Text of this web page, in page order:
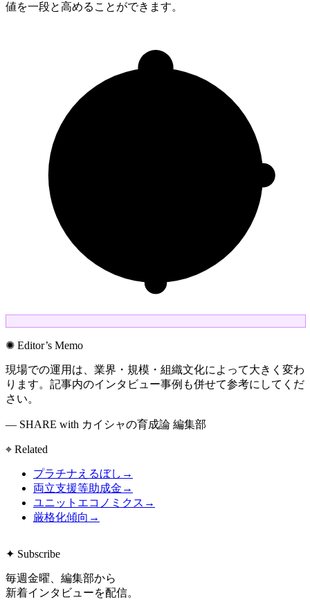
値を一段と高めることができます。
✺ Editor’s Memo
現場での運用は、業界・規模・組織文化によって大きく変わ
ります。記事内のインタビュー事例も併せて参考にしてくだ
さい。
— SHARE with カイシャの育成論 編集部
⌖ Related
プラチナえるぼし →
両立支援等助成金 →
ユニットエコノミクス →
厳格化傾向 →
✦ Subscribe
毎週金曜、編集部から
新着インタビューを配信。